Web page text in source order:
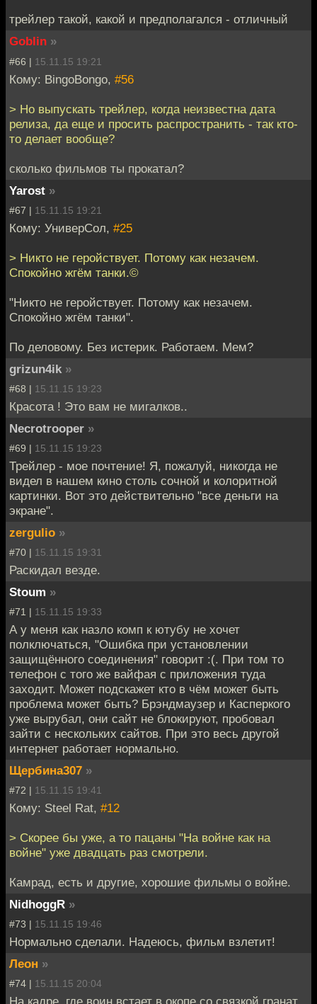
трейлер такой, какой и предполагался - отличный
Goblin »
#66 | 15.11.15 19:21
Кому: BingoBongo, #56
> Но выпускать трейлер, когда неизвестна дата
релиза, да еще и просить распространить - так кто-
то делает вообще?
сколько фильмов ты прокатал?
Yarost »
#67 | 15.11.15 19:21
Кому: УниверСол, #25
> Никто не геройствует. Потому как незачем.
Спокойно жгём танки.©
"Никто не геройствует. Потому как незачем.
Спокойно жгём танки".
По деловому. Без истерик. Работаем. Мем?
grizun4ik »
#68 | 15.11.15 19:23
Красота ! Это вам не мигалков..
Necrotrooper »
#69 | 15.11.15 19:23
Трейлер - мое почтение! Я, пожалуй, никогда не
видел в нашем кино столь сочной и колоритной
картинки. Вот это действительно "все деньги на
экране".
zergulio »
#70 | 15.11.15 19:31
Раскидал везде.
Stoum »
#71 | 15.11.15 19:33
А у меня как назло комп к ютубу не хочет
полключаться, "Ошибка при установлении
защищённого соединения" говорит :(. При том то
телефон с того же вайфая с приложения туда
заходит. Может подскажет кто в чём может быть
проблема может быть? Брэндмаузер и Касперкого
уже вырубал, они сайт не блокируют, пробовал
зайти с нескольких сайтов. При это весь другой
интернет работает нормально.
Щербина307 »
#72 | 15.11.15 19:41
Кому: Steel Rat, #12
> Скорее бы уже, а то пацаны "На войне как на
войне" уже двадцать раз смотрели.
Камрад, есть и другие, хорошие фильмы о войне.
NidhoggR »
#73 | 15.11.15 19:46
Нормально сделали. Надеюсь, фильм взлетит!
Леон »
#74 | 15.11.15 20:04